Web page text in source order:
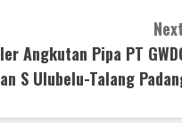
Angkutan Pipa PT
S Ulubelu-Talang